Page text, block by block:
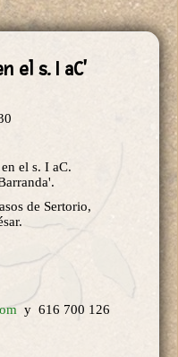
el s. I aC'
el s. I aC.
de Sertorio,
y 616 700 126